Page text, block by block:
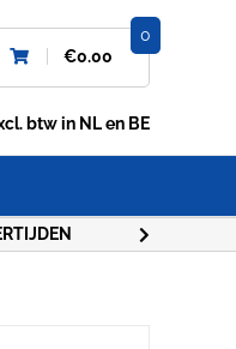
€0.00
0
btw in NL en BE